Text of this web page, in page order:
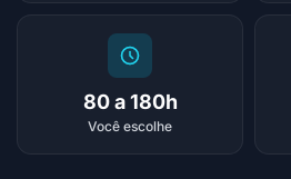
80 a 180h
Você escolhe